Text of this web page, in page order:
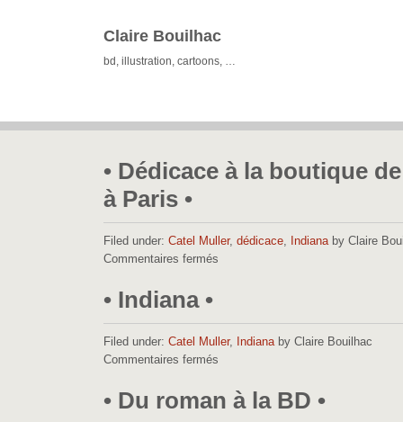
Claire Bouilhac
bd, illustration, cartoons, …
• Dédicace à la boutique
à Paris •
Filed under: Catel Muller, dédicace, Indianaby Claire
Commentaires fermés
la
boutique
à
• Indiana •
Filed under: Catel Muller, Indianaby Claire Bouilhac
Commentaires fermés
Indiana
• Du roman à la BD •